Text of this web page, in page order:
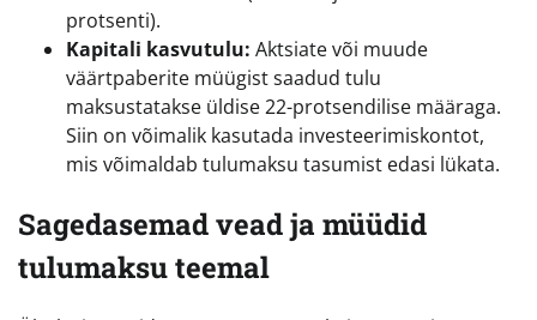
protsenti).
Kapitali kasvutulu: Aktsiate või muude
väärtpaberite müügist saadud tulu
maksustatakse üldise 22-protsendilise määraga.
Siin on võimalik kasutada investeerimiskontot,
mis võimaldab tulumaksu tasumist edasi lükata.
Sagedasemad vead ja müüdid
tulumaksu teemal